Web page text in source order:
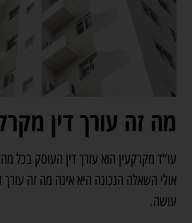
מה זה עורך דין
עו“ד מקרקעין הוא עורך דין העוסק בכל
אולי השאלה הנכונה היא אינה מה זה
עושה.